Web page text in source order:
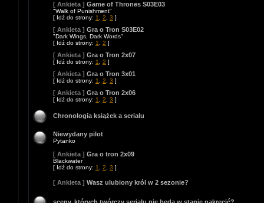
[ Ankieta ] Game of Thrones S03E03
"Walk of Punishment"
[ Idź do strony: 1 2 3 ]
[ Ankieta ] Gra o Tron S03E02
"Dark Wings, Dark Words"
[ Idź do strony: 1 2 ]
[ Ankieta ] Gra o Tron 2x07
[ Idź do strony: 1 2 ]
[ Ankieta ] Gra o Tron 3x01
[ Idź do strony: 1 2 3 ]
[ Ankieta ] Gra o Tron 2x06
[ Idź do strony: 1 2 3 ]
Chronologia książek a serialu
Niewydany pilot
Pytanko
[ Ankieta ] Gra o tron 2x09
Blackwater
[ Idź do strony: 1 2 3 ]
[ Ankieta ] Wasz ulubiony król w 2 sezonie?